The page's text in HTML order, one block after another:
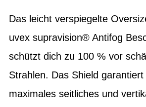
Das leicht verspiegelte
uvex supravision® Antifog
schützt dich zu 100 % vor
Strahlen. Das Shield garantiert
maximales seitliches und